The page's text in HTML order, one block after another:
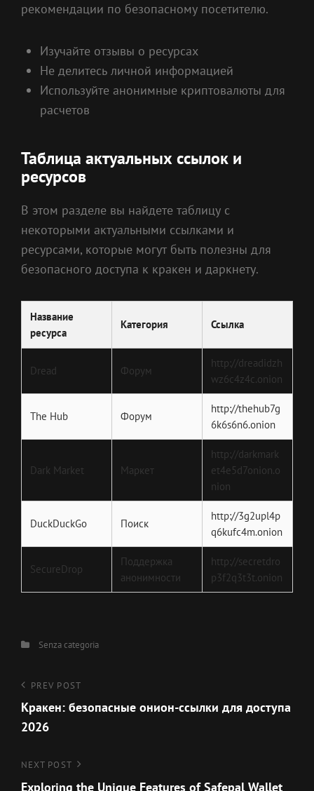
рекомендации по безопасному посетителю.
Изучайте отзывы о ресурсах
Не делитесь личной информацией
Используйте анонимные криптовалюты для
расчетов
Таблица актуальных ссылок и
ресурсов
В этом разделе вы найдете таблицу с
некоторыми актуальными ссылками и
ресурсами, которые могут быть полезны для
безопасного доступа к кракен и даркнету.
Название
ресурса
Категория Ссылка
Dread Форум
http://dreadidzh
wz6c4z4c.onion
The Hub Форум
http://thehub7g
6k6s6n6.onion
Dark Market Маркет
http://darkmark
et4e5d7onion.o
nion
DuckDuckGo Поиск
http://3g2upl4p
q6kufc4m.onion
SecureDrop
Поддержка
анонимности
http://secretdro
p3f2q3t3t.onion
CategoriesSenza categoria
Navigazione
articoli
Previous
Post
PREV POST
Кракен: безопасные онион-ссылки для доступа
2026
Next
Post
NEXT POST
Exploring the Unique Features of Safepal Wallet